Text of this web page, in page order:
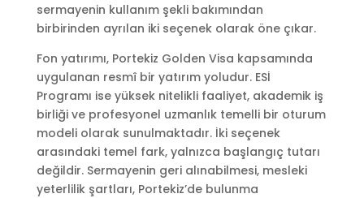
sermayenin kullanım şekli bakımından
birbirinden ayrılan iki seçenek olarak öne çıkar.
Fon yatırımı, Portekiz Golden Visa kapsamında
uygulanan resmî bir yatırım yoludur. ESİ
Programı ise yüksek nitelikli faaliyet, akademik iş
birliği ve profesyonel uzmanlık temelli bir oturum
modeli olarak sunulmaktadır. İki seçenek
arasındaki temel fark, yalnızca başlangıç tutarı
değildir. Sermayenin geri alınabilmesi, mesleki
yeterlilik şartları, Portekiz’de bulunma